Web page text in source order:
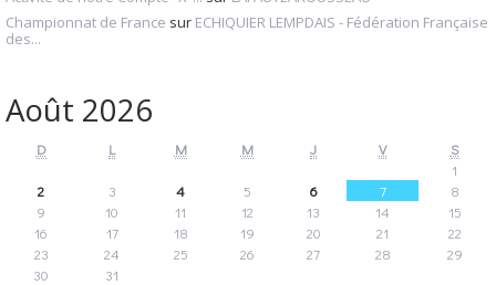
Championnat de France sur ECHIQUIER LEMPDAIS - Fédération Française
des...
Août 2026
D L M M J V
S
1
2
3 4 5 6 7
8
9
10 11 12 13 14
15
16
17 18 19 20 21
22
23
24 25 26 27 28
29
30
31